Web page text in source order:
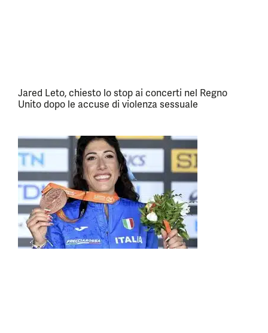
Jared Leto, chiesto lo stop ai concerti nel Regno
Unito dopo le accuse di violenza sessuale